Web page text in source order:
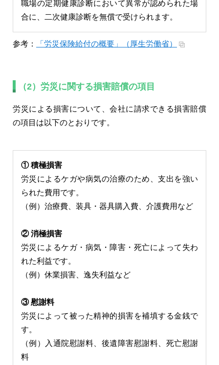
職場の定期健康診断において異常が認められた場
合に、二次健康診断を無償で受けられます。
参考： 「労災保険給付の概要」（厚生労働省）
（2）労災に関する損害賠償の項目
労災による損害について、会社に請求できる損害賠償
の項目は以下のとおりです。
① 積極損害
労災によるケガや病気の治療のため、支出を強い
られた費用です。
（例）治療費、装具・器具購入費、介護費用など
② 消極損害
労災によるケガ・病気・障害・死亡によって失わ
れた利益です。
（例）休業損害、逸失利益など
③ 慰謝料
労災によって被った精神的損害を補填する金銭で
す。
（例）入通院慰謝料、後遺障害慰謝料、死亡慰謝
料